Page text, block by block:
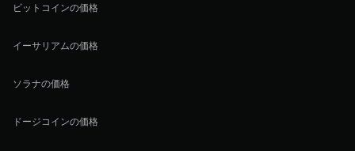
ビットコインの価格
イーサリアムの価格
ソラナの価格
ドージコインの価格